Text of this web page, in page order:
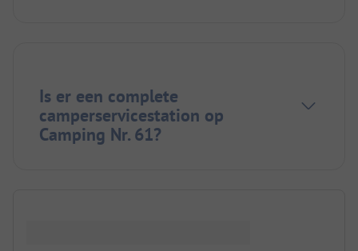
Is er een complete
camperservicestation op
Camping Nr. 61?